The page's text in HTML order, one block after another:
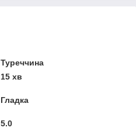
Туреччина
15 хв
Гладка
5.0